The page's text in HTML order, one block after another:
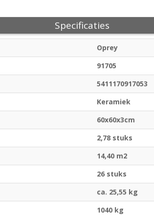
Specificaties
Oprey
91705
5411170917053
Keramiek
60x60x3cm
2,78 stuks
14,40 m2
26 stuks
ca. 25,55 kg
1040 kg